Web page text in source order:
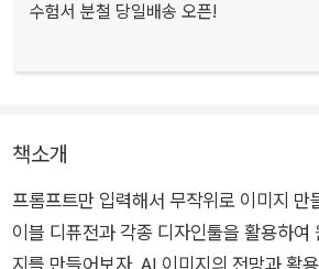
수험서 분철 당일배송 오픈!
책소개
프롬프트만 입력해서 무작위로 이미지 만
이블 디퓨전과 각종 디자인툴을 활용하여
지를 만들어보자. AI 이미지의 전망과 활